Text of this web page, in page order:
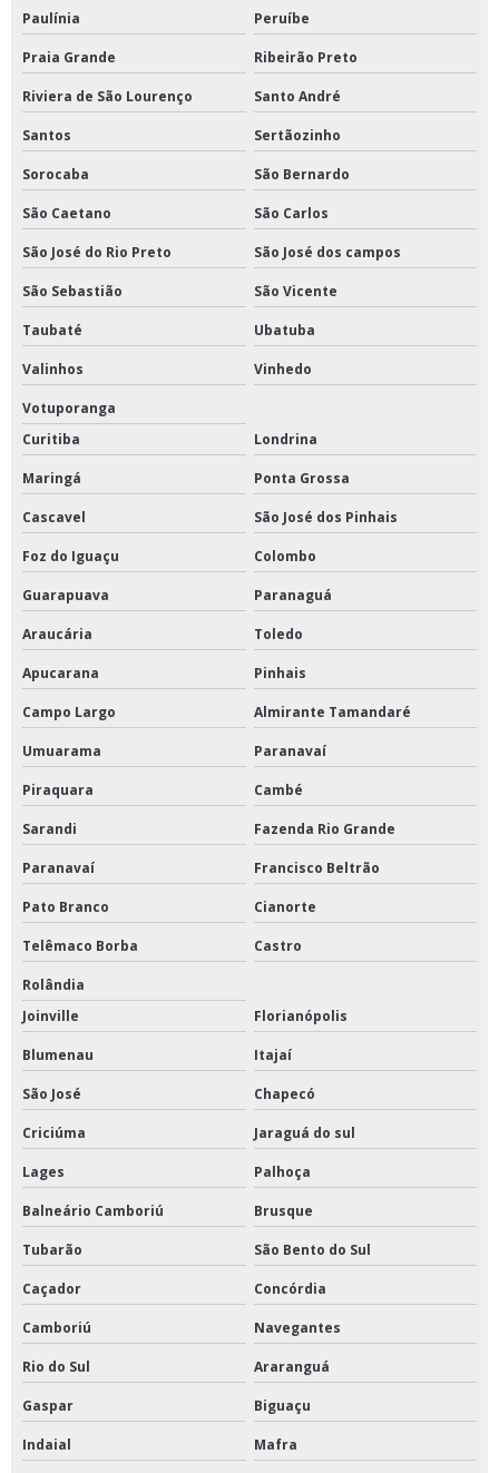
Paulínia Peruíbe
Praia Grande Ribeirão Preto
Riviera de São Lourenço Santo André
Santos Sertãozinho
Sorocaba São Bernardo
São Caetano São Carlos
São José do Rio Preto São José dos campos
São Sebastião São Vicente
Taubaté Ubatuba
Valinhos Vinhedo
Votuporanga
Curitiba
Londrina
Maringá Ponta Grossa
Cascavel São José dos Pinhais
Foz do Iguaçu Colombo
Guarapuava Paranaguá
Araucária Toledo
Apucarana Pinhais
Campo Largo Almirante Tamandaré
Umuarama Paranavaí
Piraquara Cambé
Sarandi Fazenda Rio Grande
Paranavaí Francisco Beltrão
Pato Branco Cianorte
Telêmaco Borba Castro
Rolândia
Joinville
Florianópolis
Blumenau Itajaí
São José Chapecó
Criciúma Jaraguá do sul
Lages Palhoça
Balneário Camboriú Brusque
Tubarão São Bento do Sul
Caçador Concórdia
Camboriú Navegantes
Rio do Sul Araranguá
Gaspar Biguaçu
Indaial Mafra